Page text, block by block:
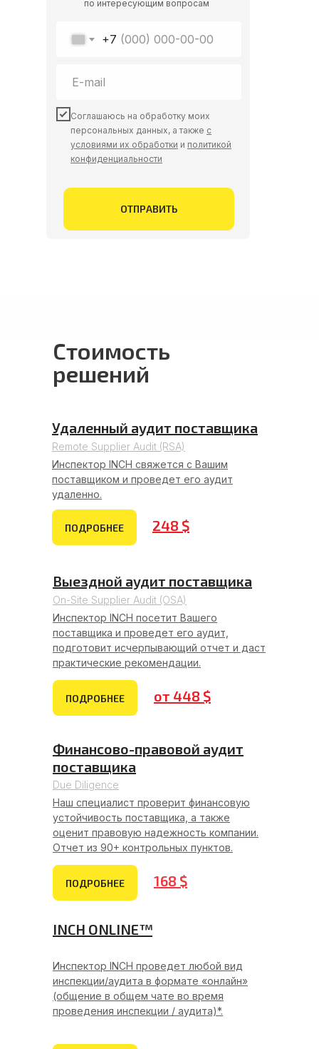
+7
Соглашаюсь на обработку моих
персональных данных, а также с
условиями их обработки и политикой
конфиденциальности
ОТПРАВИТЬ
по интересующим вопросам
Стоимость
решений
ПОДРОБНЕЕ 248 $
Инспектор INCH свяжется с Вашим
поставщиком и проведет его аудит
удаленно.
Remote Supplier Audit (RSA)
Удаленный аудит поставщика
ПОДРОБНЕЕ от 448 $
Инспектор INCH посетит Вашего
поставщика и проведет его аудит,
подготовит исчерпывающий отчет и даст
практические рекомендации.
On-Site Supplier Audit (OSA)
Выездной аудит поставщика
Инспектор INCH проведет любой вид
инспекции/аудита в формате «онлайн»
(общение в общем чате во время
проведения инспекции / аудита)*.
INCH ONLINE™
ПОДРОБНЕЕ 168 $
Наш специалист проверит финансовую
устойчивость поставщика, а также
оценит правовую надежность компании.
Отчет из 90+ контрольных пунктов.
Due Diligence
Финансово-правовой аудит
поставщика